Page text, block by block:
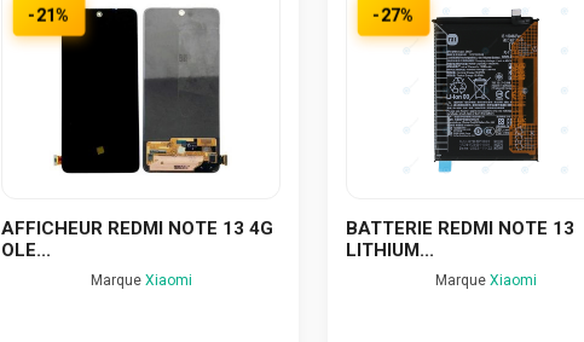
-21%
AFFICHEUR REDMI NOTE 13 4G
OLE...
Marque Xiaomi
-27%
BATTERIE REDMI NOTE 13
LITHIUM...
Marque Xiaomi